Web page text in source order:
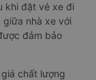
khi đặt vé xe đi
giữa nhà xe với
đảm bảo
chất lượng